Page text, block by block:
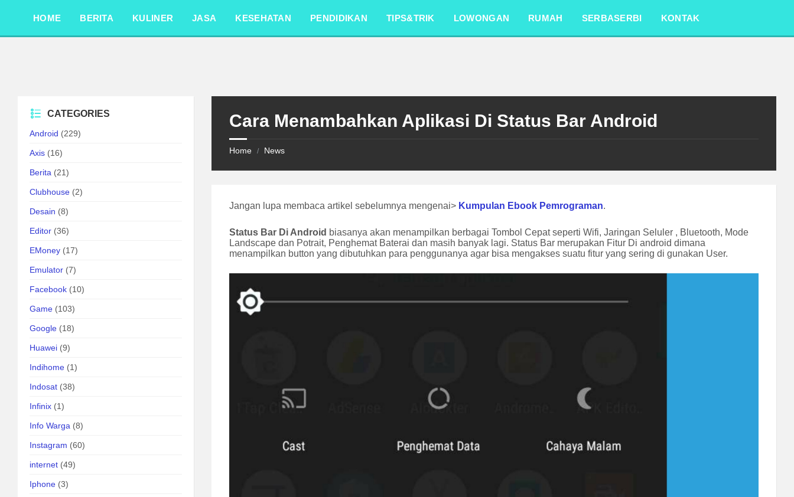
sidebar
HOME BERITA KULINER JASA KESEHATAN PENDIDIKAN TIPS&TRIK LOWONGAN RUMAH SERBASERBI KONTAK
Cara Menambahkan Aplikasi Di Status Bar Android
Home / News
Jangan lupa membaca artikel sebelumnya mengenai> Kumpulan Ebook Pemrograman.
Status Bar Di Android biasanya akan menampilkan berbagai Tombol Cepat seperti Wifi, Jaringan Seluler , Bluetooth, Mode
Landscape dan Potrait, Penghemat Baterai dan masih banyak lagi. Status Bar merupakan Fitur Di android dimana
menampilkan button yang dibutuhkan para penggunanya agar bisa mengakses suatu fitur yang sering di gunakan User.
CATEGORIES
Android (229)
Axis (16)
Berita (21)
Clubhouse (2)
Desain (8)
Editor (36)
EMoney (17)
Emulator (7)
Facebook (10)
Game (103)
Google (18)
Huawei (9)
Indihome (1)
Indosat (38)
Infinix (1)
Info Warga (8)
Instagram (60)
internet (49)
Iphone (3)